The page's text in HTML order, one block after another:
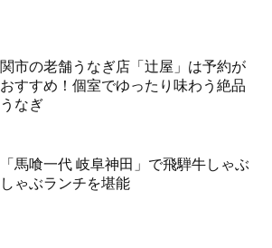
関市の老舗うなぎ店「辻屋」は予約が
おすすめ！個室でゆったり味わう絶品
うなぎ
「馬喰一代 岐阜神田」で飛騨牛しゃぶ
しゃぶランチを堪能